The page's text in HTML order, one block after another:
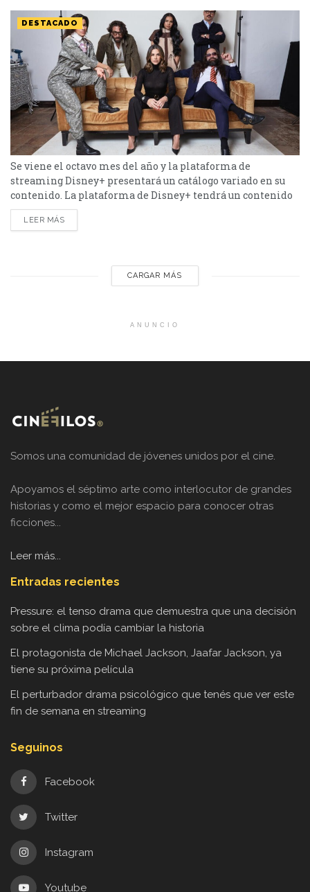
DESTACADO
Se viene el octavo mes del año y la plataforma de
streaming Disney+ presentará un catálogo variado en su
contenido. La plataforma de Disney+ tendrá un contenido
variado durante el mes de agosto. Desde Star Wars: Visions
- La Novena Jedi hasta Animales, la lista es extensa.
LEER MÁS
CARGAR MÁS
ANUNCIO
Somos una comunidad de jóvenes unidos por el cine.
Apoyamos el séptimo arte como interlocutor de grandes
historias y como el mejor espacio para conocer otras
ficciones...
Leer más...
Entradas recientes
Pressure: el tenso drama que demuestra que una decisión
sobre el clima podía cambiar la historia
El protagonista de Michael Jackson, Jaafar Jackson, ya
tiene su próxima película
El perturbador drama psicológico que tenés que ver este
fin de semana en streaming
Seguinos
Facebook
Twitter
Instagram
Youtube